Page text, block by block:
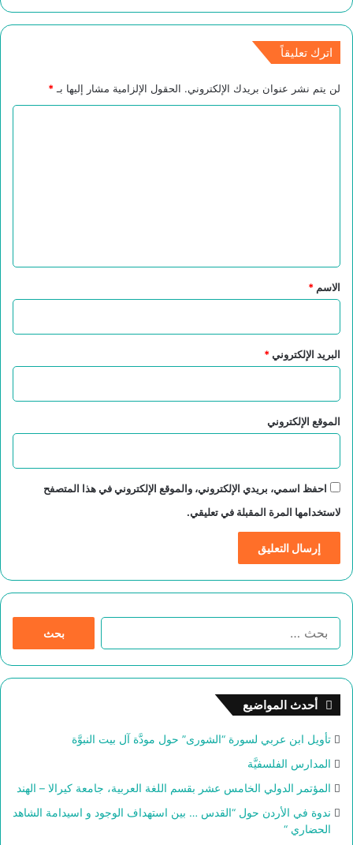
اترك تعليقاً
لن يتم نشر عنوان بريدك الإلكتروني. الحقول الإلزامية مشار إليها بـ *
*
الاسم *
البريد الإلكتروني*
الموقع الإلكتروني
احفظ اسمي، بريدي الإلكتروني، والموقع الإلكتروني في هذا المتصفح
لاستخدامها المرة المقبلة في تعليقي.
:
أحدث المواضيع
تأويل ابن عربي لسورة “الشورى” حول مودَّة آل بيت النبوَّة
المدارس الفلسفيَّة
المؤتمر الدولي الخامس عشر بقسم اللغة العربية، جامعة كيرالا – الهند
ندوة في الأردن حول “القدس … بين استهداف الوجود و اسيدامة الشاهد
الحضاري “